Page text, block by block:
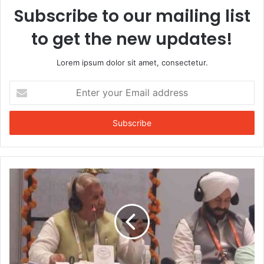
Subscribe to our mailing list
to get the new updates!
Lorem ipsum dolor sit amet, consectetur.
your
Email